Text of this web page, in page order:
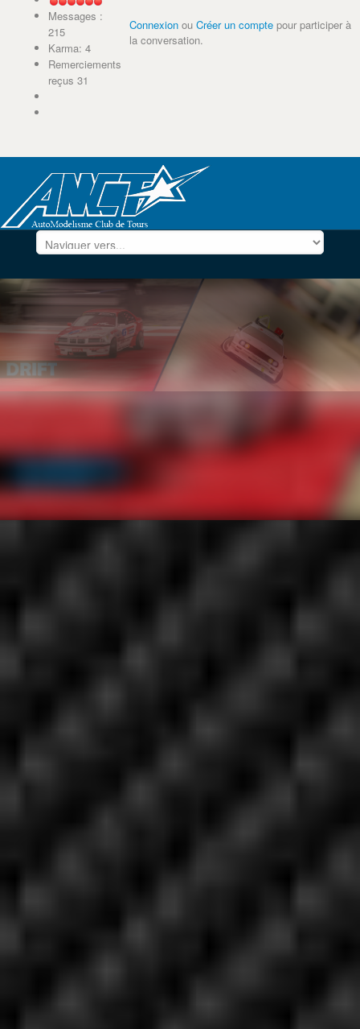
Messages :
215
Karma: 4
Remerciements
reçus 31
Connexion ou Créer un compte pour participer à
la conversation.